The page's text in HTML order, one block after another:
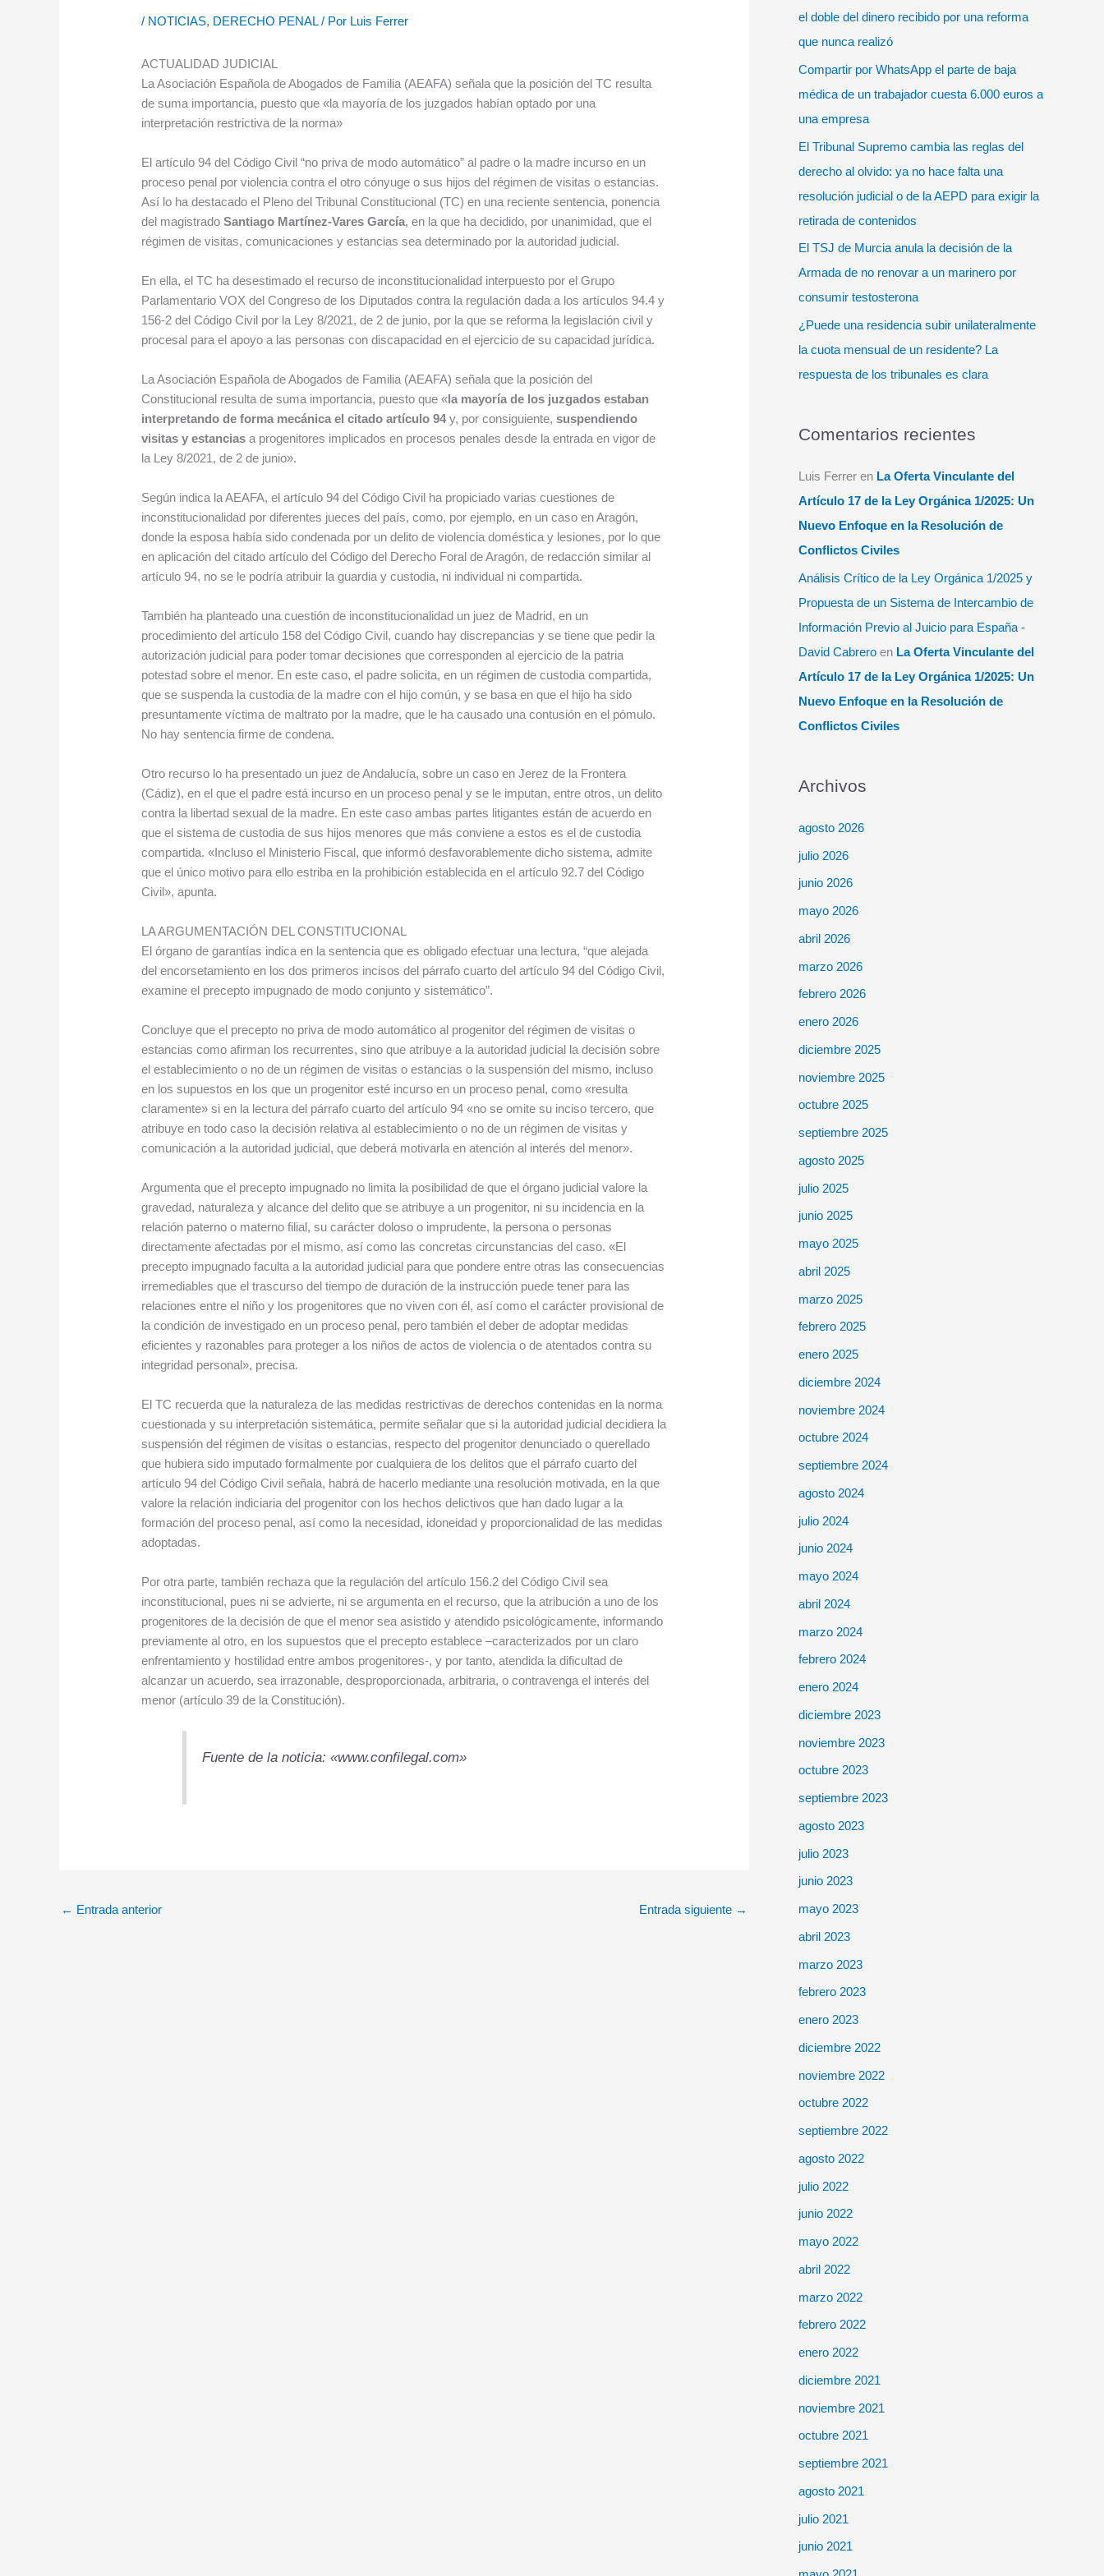
/ NOTICIAS, DERECHO PENAL/ Por Luis Ferrer
ACTUALIDAD JUDICIAL
La Asociación Española de Abogados de Familia (AEAFA) señala que la posición del TC resulta
de suma importancia, puesto que «la mayoría de los juzgados habían optado por una
interpretación restrictiva de la norma»
El artículo 94 del Código Civil “no priva de modo automático” al padre o la madre incurso en un
proceso penal por violencia contra el otro cónyuge o sus hijos del régimen de visitas o estancias.
Así lo ha destacado el Pleno del Tribunal Constitucional (TC) en una reciente sentencia, ponencia
del magistradoSantiago Martínez-Vares García, en la que ha decidido, por unanimidad, que el
régimen de visitas, comunicaciones y estancias sea determinado por la autoridad judicial.
En ella, el TC ha desestimado el recurso de inconstitucionalidad interpuesto por el Grupo
Parlamentario VOX del Congreso de los Diputados contra la regulación dada a los artículos 94.4 y
156-2 del Código Civil por la Ley 8/2021, de 2 de junio, por la que se reforma la legislación civil y
procesal para el apoyo a las personas con discapacidad en el ejercicio de su capacidad jurídica.
La Asociación Española de Abogados de Familia (AEAFA) señala que la posición del
Constitucional resulta de suma importancia, puesto que «la mayoría de los juzgados estaban
interpretando de forma mecánica el citado artículo 94y, por consiguiente,suspendiendo
visitas y estancias a progenitores implicados en procesos penales desde la entrada en vigor de
la Ley 8/2021, de 2 de junio».
Según indica la AEAFA, el artículo 94 del Código Civil ha propiciado varias cuestiones de
inconstitucionalidad por diferentes jueces del país, como, por ejemplo, en un caso en Aragón,
donde la esposa había sido condenada por un delito de violencia doméstica y lesiones, por lo que
en aplicación del citado artículo del Código del Derecho Foral de Aragón, de redacción similar al
artículo 94, no se le podría atribuir la guardia y custodia, ni individual ni compartida.
También ha planteado una cuestión de inconstitucionalidad un juez de Madrid, en un
procedimiento del artículo 158 del Código Civil, cuando hay discrepancias y se tiene que pedir la
autorización judicial para poder tomar decisiones que corresponden al ejercicio de la patria
potestad sobre el menor. En este caso, el padre solicita, en un régimen de custodia compartida,
que se suspenda la custodia de la madre con el hijo común, y se basa en que el hijo ha sido
presuntamente víctima de maltrato por la madre, que le ha causado una contusión en el pómulo.
No hay sentencia firme de condena.
Otro recurso lo ha presentado un juez de Andalucía, sobre un caso en Jerez de la Frontera
(Cádiz), en el que el padre está incurso en un proceso penal y se le imputan, entre otros, un delito
contra la libertad sexual de la madre. En este caso ambas partes litigantes están de acuerdo en
que el sistema de custodia de sus hijos menores que más conviene a estos es el de custodia
compartida. «Incluso el Ministerio Fiscal, que informó desfavorablemente dicho sistema, admite
que el único motivo para ello estriba en la prohibición establecida en el artículo 92.7 del Código
Civil», apunta.
LA ARGUMENTACIÓN DEL CONSTITUCIONAL
El órgano de garantías indica en la sentencia que es obligado efectuar una lectura, “que alejada
del encorsetamiento en los dos primeros incisos del párrafo cuarto del artículo 94 del Código Civil,
examine el precepto impugnado de modo conjunto y sistemático”.
Concluye que el precepto no priva de modo automático al progenitor del régimen de visitas o
estancias como afirman los recurrentes, sino que atribuye a la autoridad judicial la decisión sobre
el establecimiento o no de un régimen de visitas o estancias o la suspensión del mismo, incluso
en los supuestos en los que un progenitor esté incurso en un proceso penal, como «resulta
claramente» si en la lectura del párrafo cuarto del artículo 94 «no se omite su inciso tercero, que
atribuye en todo caso la decisión relativa al establecimiento o no de un régimen de visitas y
comunicación a la autoridad judicial, que deberá motivarla en atención al interés del menor».
Argumenta que el precepto impugnado no limita la posibilidad de que el órgano judicial valore la
gravedad, naturaleza y alcance del delito que se atribuye a un progenitor, ni su incidencia en la
relación paterno o materno filial, su carácter doloso o imprudente, la persona o personas
directamente afectadas por el mismo, así como las concretas circunstancias del caso. «El
precepto impugnado faculta a la autoridad judicial para que pondere entre otras las consecuencias
irremediables que el trascurso del tiempo de duración de la instrucción puede tener para las
relaciones entre el niño y los progenitores que no viven con él, así como el carácter provisional de
la condición de investigado en un proceso penal, pero también el deber de adoptar medidas
eficientes y razonables para proteger a los niños de actos de violencia o de atentados contra su
integridad personal», precisa.
El TC recuerda que la naturaleza de las medidas restrictivas de derechos contenidas en la norma
cuestionada y su interpretación sistemática, permite señalar que si la autoridad judicial decidiera la
suspensión del régimen de visitas o estancias, respecto del progenitor denunciado o querellado
que hubiera sido imputado formalmente por cualquiera de los delitos que el párrafo cuarto del
artículo 94 del Código Civil señala, habrá de hacerlo mediante una resolución motivada, en la que
valore la relación indiciaria del progenitor con los hechos delictivos que han dado lugar a la
formación del proceso penal, así como la necesidad, idoneidad y proporcionalidad de las medidas
adoptadas.
Por otra parte, también rechaza que la regulación del artículo 156.2 del Código Civil sea
inconstitucional, pues ni se advierte, ni se argumenta en el recurso, que la atribución a uno de los
progenitores de la decisión de que el menor sea asistido y atendido psicológicamente, informando
previamente al otro, en los supuestos que el precepto establece –caracterizados por un claro
enfrentamiento y hostilidad entre ambos progenitores-, y por tanto, atendida la dificultad de
alcanzar un acuerdo, sea irrazonable, desproporcionada, arbitraria, o contravenga el interés del
menor (artículo 39 de la Constitución).
Fuente de la noticia: «www.confilegal.com»
← Entrada anterior Entrada siguiente →
el doble del dinero recibido por una reforma
que nunca realizó
Compartir por WhatsApp el parte de baja
médica de un trabajador cuesta 6.000 euros a
una empresa
El Tribunal Supremo cambia las reglas del
derecho al olvido: ya no hace falta una
resolución judicial o de la AEPD para exigir la
retirada de contenidos
El TSJ de Murcia anula la decisión de la
Armada de no renovar a un marinero por
consumir testosterona
¿Puede una residencia subir unilateralmente
la cuota mensual de un residente? La
respuesta de los tribunales es clara
Comentarios recientes
Luis Ferrer en La Oferta Vinculante del
Artículo 17 de la Ley Orgánica 1/2025: Un
Nuevo Enfoque en la Resolución de
Conflictos Civiles
Análisis Crítico de la Ley Orgánica 1/2025 y
Propuesta de un Sistema de Intercambio de
Información Previo al Juicio para España -
David Cabrero en La Oferta Vinculante del
Artículo 17 de la Ley Orgánica 1/2025: Un
Nuevo Enfoque en la Resolución de
Conflictos Civiles
Archivos
agosto 2026
julio 2026
junio 2026
mayo 2026
abril 2026
marzo 2026
febrero 2026
enero 2026
diciembre 2025
noviembre 2025
octubre 2025
septiembre 2025
agosto 2025
julio 2025
junio 2025
mayo 2025
abril 2025
marzo 2025
febrero 2025
enero 2025
diciembre 2024
noviembre 2024
octubre 2024
septiembre 2024
agosto 2024
julio 2024
junio 2024
mayo 2024
abril 2024
marzo 2024
febrero 2024
enero 2024
diciembre 2023
noviembre 2023
octubre 2023
septiembre 2023
agosto 2023
julio 2023
junio 2023
mayo 2023
abril 2023
marzo 2023
febrero 2023
enero 2023
diciembre 2022
noviembre 2022
octubre 2022
septiembre 2022
agosto 2022
julio 2022
junio 2022
mayo 2022
abril 2022
marzo 2022
febrero 2022
enero 2022
diciembre 2021
noviembre 2021
octubre 2021
septiembre 2021
agosto 2021
julio 2021
junio 2021